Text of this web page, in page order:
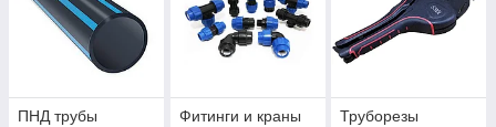
ПНД трубы Фитинги и краны Труборезы